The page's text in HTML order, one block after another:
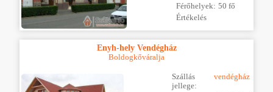
Férőhelyek: 50 fő
Értékelés
Enyh-hely Vendégház
Boldogkőváralja
Szállás
jellege:
vendégház